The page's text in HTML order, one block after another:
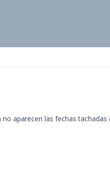
aparecen las fechas